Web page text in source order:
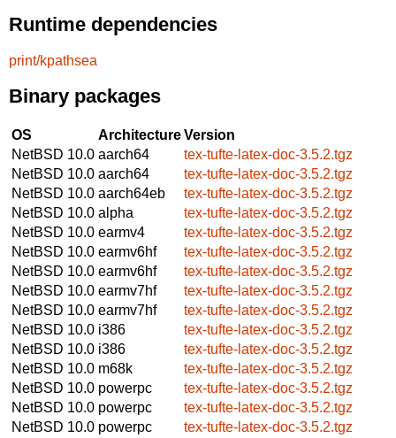
Runtime dependencies
print/kpathsea
Binary packages
OS ArchitectureVersion
NetBSD 10.0 aarch64
tex-tufte-latex-doc-3.5.2.tgz
NetBSD 10.0 aarch64
tex-tufte-latex-doc-3.5.2.tgz
NetBSD 10.0 aarch64eb
tex-tufte-latex-doc-3.5.2.tgz
NetBSD 10.0 alpha
tex-tufte-latex-doc-3.5.2.tgz
NetBSD 10.0 earmv4
tex-tufte-latex-doc-3.5.2.tgz
NetBSD 10.0 earmv6hf
tex-tufte-latex-doc-3.5.2.tgz
NetBSD 10.0 earmv6hf
tex-tufte-latex-doc-3.5.2.tgz
NetBSD 10.0 earmv7hf
tex-tufte-latex-doc-3.5.2.tgz
NetBSD 10.0 earmv7hf
tex-tufte-latex-doc-3.5.2.tgz
NetBSD 10.0 i386
tex-tufte-latex-doc-3.5.2.tgz
NetBSD 10.0 i386
tex-tufte-latex-doc-3.5.2.tgz
NetBSD 10.0 m68k
tex-tufte-latex-doc-3.5.2.tgz
NetBSD 10.0 powerpc
tex-tufte-latex-doc-3.5.2.tgz
NetBSD 10.0 powerpc
tex-tufte-latex-doc-3.5.2.tgz
NetBSD 10.0 powerpc
tex-tufte-latex-doc-3.5.2.tgz